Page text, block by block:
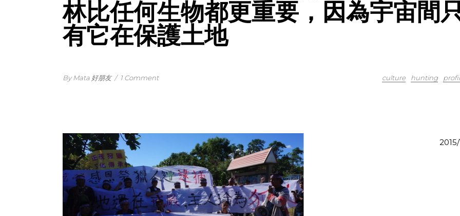
林比任何生物都更重要，因為宇宙間
有它在保護土地
By Mata 好朋友 / 1 Comment culture hunting
2015/